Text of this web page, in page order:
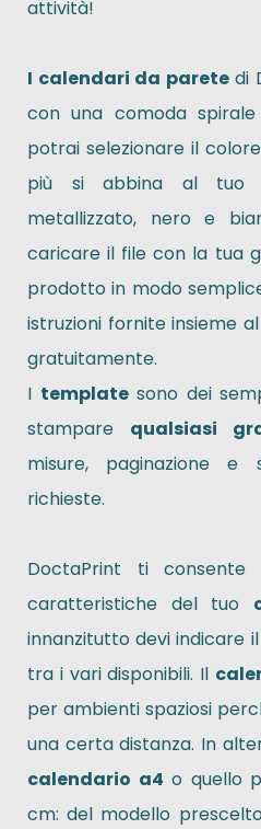
attività!
I calendari da paretedi
con una comoda
potrai selezionare il
più si abbina al tuo
metallizzato, nero e
caricare il file con la tua
prodotto in modo
istruzioni fornite insieme
gratuitamente.
I template sono dei
stampare qualsiasi
misure, paginazione e
richieste.
DoctaPrint ti
caratteristiche del tuo
innanzitutto devi indicare
tra i vari disponibili. Il
per ambienti spaziosi
una certa distanza. In
calendario a4 o quello
cm: del modello